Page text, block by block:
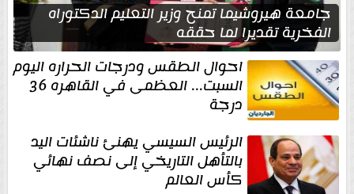
جامعة هيروشيما تمنح وزير التعليم الدكتوراه
الفخرية تقديرا لما حققه
احوال الطقس ودرجات الحراره اليوم
السبت... العظمى في القاهره 36
درجة
الرئيس السيسي يهنئ ناشئات اليد
بالتأهل التاريخي إلى نصف نهائي
كأس العالم